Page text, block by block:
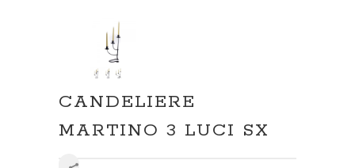
CANDELIERE
MARTINO 3 LUCI SX